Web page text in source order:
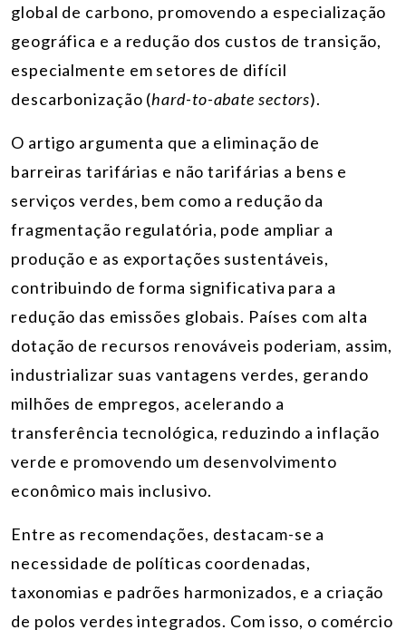
global de carbono, promovendo a especialização
geográfica e a redução dos custos de transição,
especialmente em setores de difícil
descarbonização (hard-to-abate sectors).
O artigo argumenta que a eliminação de
barreiras tarifárias e não tarifárias a bens e
serviços verdes, bem como a redução da
fragmentação regulatória, pode ampliar a
produção e as exportações sustentáveis,
contribuindo de forma significativa para a
redução das emissões globais. Países com alta
dotação de recursos renováveis poderiam, assim,
industrializar suas vantagens verdes, gerando
milhões de empregos, acelerando a
transferência tecnológica, reduzindo a inflação
verde e promovendo um desenvolvimento
econômico mais inclusivo.
Entre as recomendações, destacam-se a
necessidade de políticas coordenadas,
taxonomias e padrões harmonizados, e a criação
de polos verdes integrados. Com isso, o comércio